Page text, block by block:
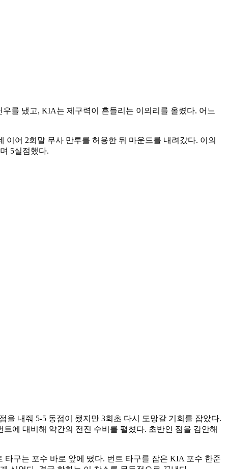
를 냈고, KIA는 제구력이 흔들리는 이의리를 올렸다. 어느
어 2회말 무사 만루를 허용한 뒤 마운드를 내려갔다. 이의
5실점했다.
을 내줘 5-5 동점이 됐지만 3회초 다시 도망갈 기회를 잡았다.
에 대비해 약간의 전진 수비를 펼쳤다. 초반인 점을 감안해
타구는 포수 바로 앞에 떴다. 번트 타구를 잡은 KIA 포수 한준